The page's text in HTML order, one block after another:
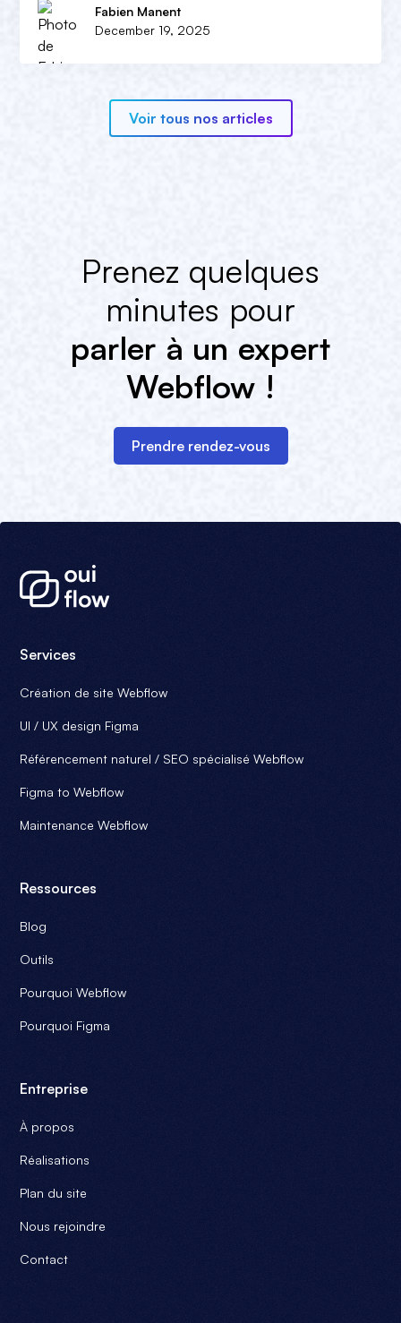
Fabien Manent
December 19, 2025
Voir tous nos articles
Prenez quelques
minutes pour
parler à un expert
Webflow !
Prendre rendez-vous
Services
Création de site Webflow
UI / UX design Figma
Référencement naturel / SEO spécialisé Webflow
Figma to Webflow
Maintenance Webflow
Ressources
Blog
Outils
Pourquoi Webflow
Pourquoi Figma
Entreprise
À propos
Réalisations
Plan du site
Nous rejoindre
Contact